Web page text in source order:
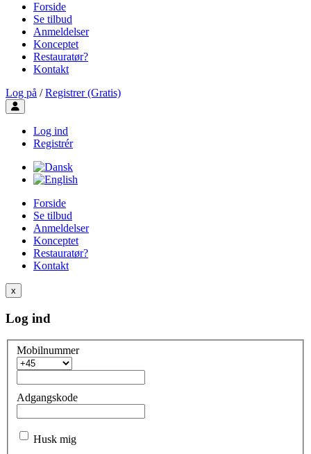
Forside
Se tilbud
Anmeldelser
Konceptet
Restauratør?
Kontakt
Log på / Registrer (Gratis)
Toggle user menu
Log ind
Registrér
Forside
Se tilbud
Anmeldelser
Konceptet
Restauratør?
Kontakt
x
Log ind
Mobilnummer
Adgangskode
Husk mig